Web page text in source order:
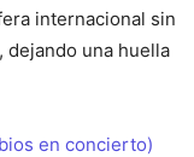
internacional sin
dejando una huella
en concierto)